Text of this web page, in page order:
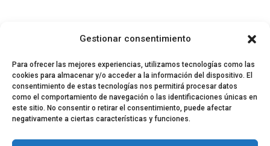
Gestionar consentimiento
Para ofrecer las mejores experiencias, utilizamos tecnologías como las
cookies para almacenar y/o acceder a la información del dispositivo. El
consentimiento de estas tecnologías nos permitirá procesar datos
como el comportamiento de navegación o las identificaciones únicas en
este sitio. No consentir o retirar el consentimiento, puede afectar
negativamente a ciertas características y funciones.